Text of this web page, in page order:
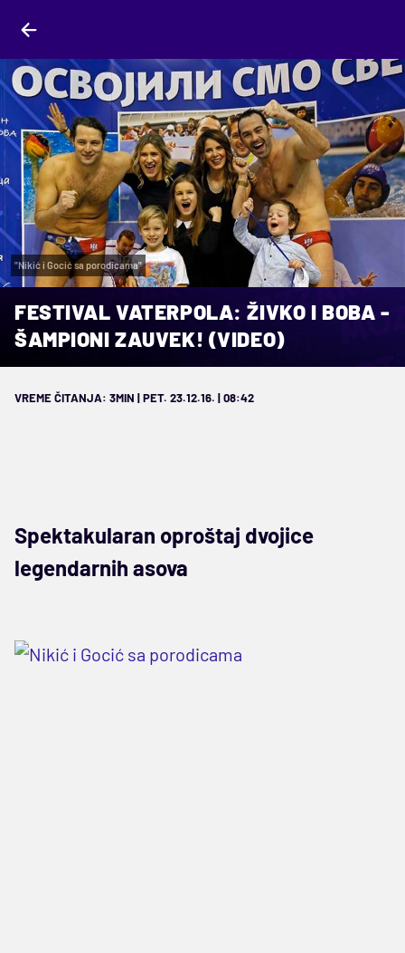
"Nikić i Gocić sa porodicama"
FESTIVAL VATERPOLA: ŽIVKO I BOBA -
ŠAMPIONI ZAUVEK! (VIDEO)
VREME ČITANJA: 3MIN | PET. 23.12.16. | 08:42
Spektakularan oproštaj dvojice
legendarnih asova